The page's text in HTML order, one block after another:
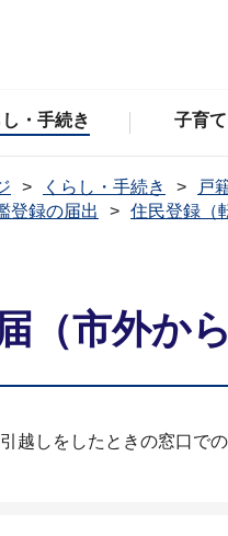
し・手続き 子育
くらし・手続き 戸
登録の届出
住民登録（
（市外か
越しをしたときの窓口で